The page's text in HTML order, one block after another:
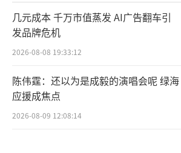
几元成本 千万市值蒸发 AI广告翻车引
发品牌危机
2026-08-08 19:33:12
陈伟霆：还以为是成毅的演唱会呢 绿海
应援成焦点
2026-08-09 12:08:14